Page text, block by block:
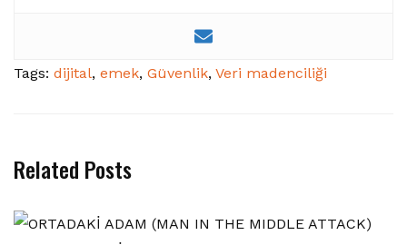
Tags: dijital, emek, Güvenlik, Veri madenciliği
Related Posts